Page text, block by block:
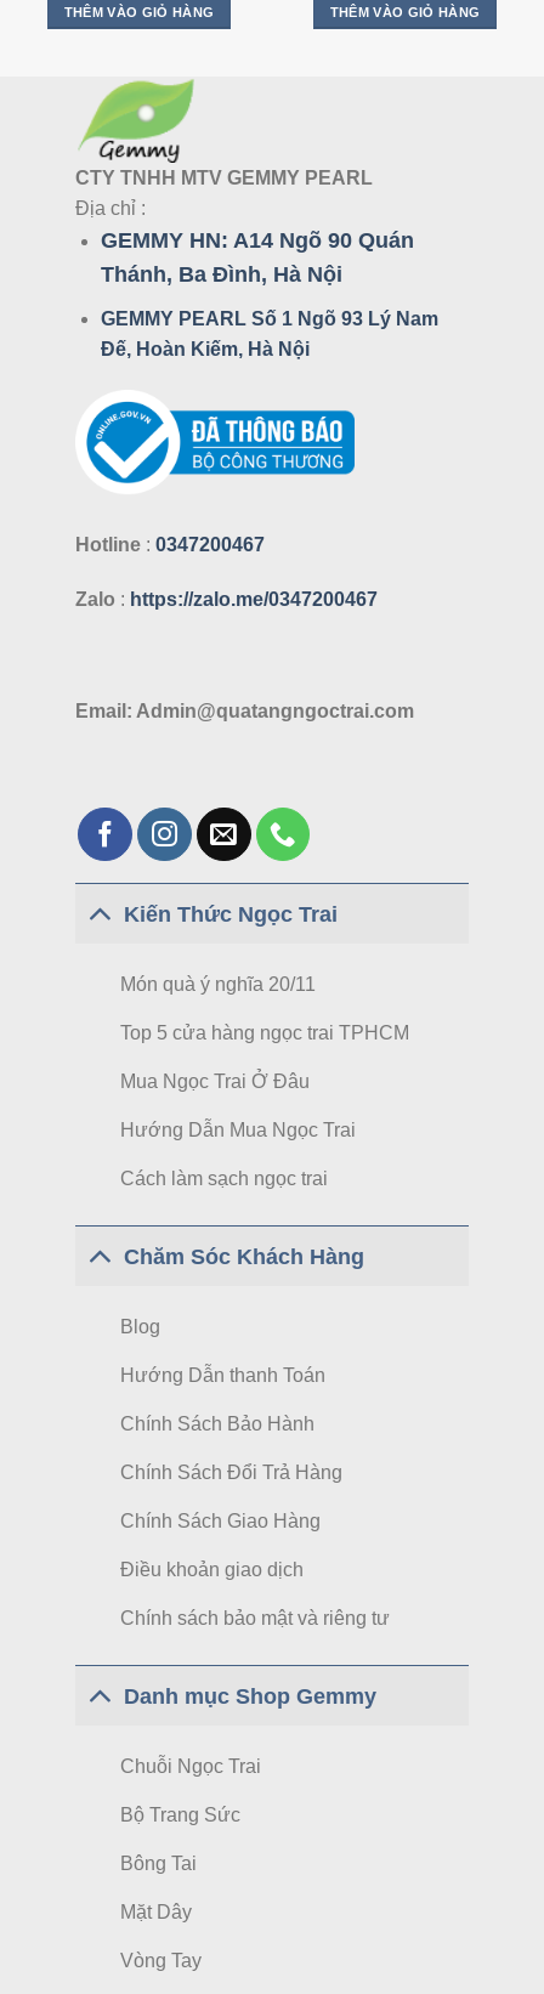
THÊM VÀO GIỎ HÀNG THÊM VÀO GIỎ HÀNG
CTY TNHH MTV GEMMY PEARL
Địa chỉ :
GEMMY HN: A14 Ngõ 90 Quán
Thánh, Ba Đình, Hà Nội
GEMMY PEARL Số 1 Ngõ 93 Lý Nam
Đế, Hoàn Kiếm, Hà Nội
Hotline : 0347200467
Zalo : https://zalo.me/0347200467
Email: Admin@quatangngoctrai.com
Kiến Thức Ngọc Trai
Món quà ý nghĩa 20/11
Top 5 cửa hàng ngọc trai TPHCM
Mua Ngọc Trai Ở Đâu
Hướng Dẫn Mua Ngọc Trai
Cách làm sạch ngọc trai
Chăm Sóc Khách Hàng
Blog
Hướng Dẫn thanh Toán
Chính Sách Bảo Hành
Chính Sách Đổi Trả Hàng
Chính Sách Giao Hàng
Điều khoản giao dịch
Chính sách bảo mật và riêng tư
Danh mục Shop Gemmy
Chuỗi Ngọc Trai
Bộ Trang Sức
Bông Tai
Mặt Dây
Vòng Tay